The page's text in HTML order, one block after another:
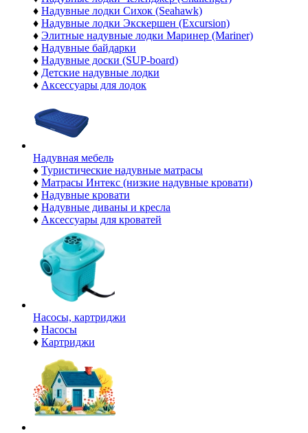
♦ Надувные лодки Сихок (Seahawk)
♦ Надувные лодки Экскершен (Excursion)
♦ Элитные надувные лодки Маринер (Mariner)
♦ Надувные байдарки
♦ Надувные доски (SUP-board)
♦ Детские надувные лодки
♦ Аксессуары для лодок
Надувная мебель
♦ Туристические надувные матрасы
♦ Матрасы Интекс (низкие надувные кровати)
♦ Надувные кровати
♦ Надувные диваны и кресла
♦ Аксессуары для кроватей
Насосы, картриджи
♦ Насосы
♦ Картриджи